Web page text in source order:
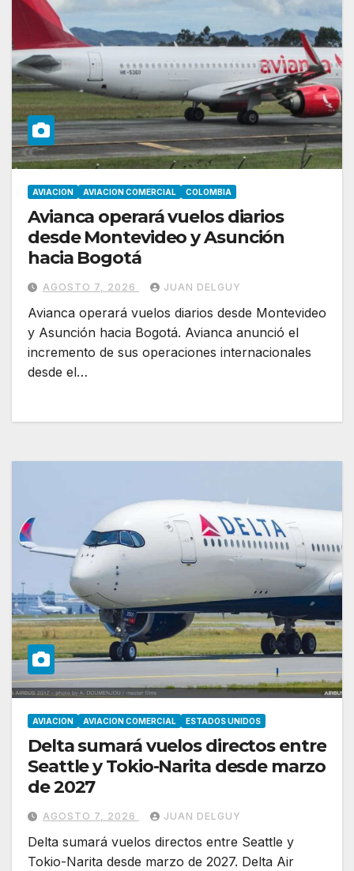
AVIACION AVIACION COMERCIAL COLOMBIA
Avianca operará vuelos diarios
desde Montevideo y Asunción
hacia Bogotá
AGOSTO 7, 2026 JUAN DELGUY
Avianca operará vuelos diarios desde Montevideo
y Asunción hacia Bogotá. Avianca anunció el
incremento de sus operaciones internacionales
desde el…
AVIACION AVIACION COMERCIAL ESTADOS UNIDOS
Delta sumará vuelos directos entre
Seattle y Tokio-Narita desde marzo
de 2027
AGOSTO 7, 2026 JUAN DELGUY
Delta sumará vuelos directos entre Seattle y
Tokio-Narita desde marzo de 2027. Delta Air